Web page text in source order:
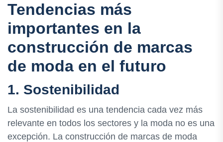
Tendencias más
importantes en la
construcción de marcas
de moda en el futuro
1. Sostenibilidad
La sostenibilidad es una tendencia cada vez más
relevante en todos los sectores y la moda no es una
excepción. La construcción de marcas de moda